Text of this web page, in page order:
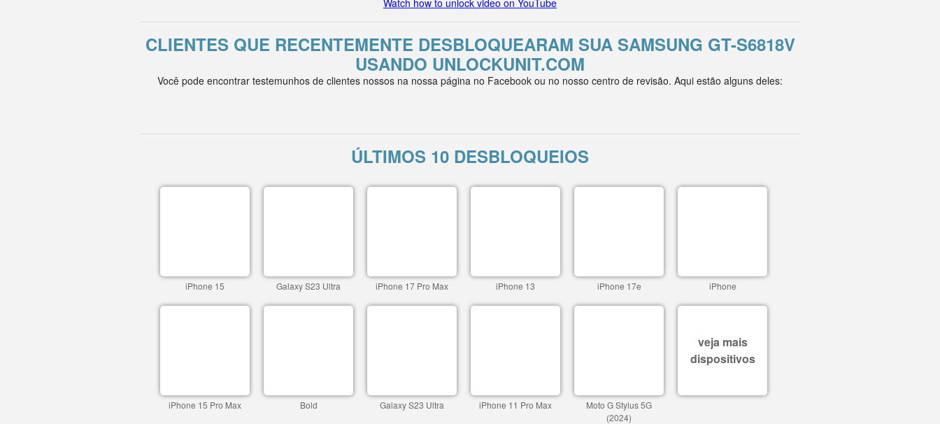
Watch how to unlock video on YouTube
CLIENTES QUE RECENTEMENTE DESBLOQUEARAM SUA SAMSUNG GT-S6818V
USANDO UNLOCKUNIT.COM
Você pode encontrar testemunhos de clientes nossos na nossa página no Facebook ou no nosso centro de revisão. Aqui estão alguns deles:
ÚLTIMOS 10 DESBLOQUEIOS
iPhone 15 Galaxy S23 Ultra iPhone 17 Pro Max iPhone 13 iPhone 17e iPhone
iPhone 15 Pro Max Bold Galaxy S23 Ultra iPhone 11 Pro Max
Moto G Stylus 5G
(2024)
veja mais
dispositivos